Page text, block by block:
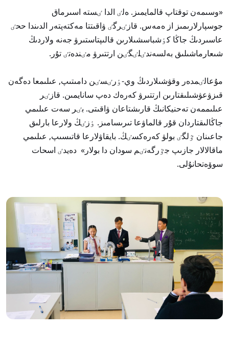
«وسىمەن توقتاپ قالمايمىز. ەلٸ الدا ٸستە اسىرماق
جوسپارلارىمىز از ەمەس. قازٸرگٸ ۋاقىتتا مەكتەپتەر الدىندا ححٸ
عاسىردىڭ جاڭا كٶشباسشىلارىن قالىپتاستىرۋ جەنە ولاردىڭ
شىعارماشىلىق بەلسەندٸلٸگٸن ارتتىرۋ مٸندەتٸ تۇر.
مۇعالٸمدەر وقۋشىلاردىڭ وي-ٶرٸسٸن دامىتىپ, عىلىمعا دەگەن
قىزۋعۋشىلىقتارىن ارتتىرۋ كەرەك دەپ سانايمىن. قازٸر
عىلىممەن تەحنيكانىڭ قارىشتاعان ۋاقىتى. بٸر سەت عىلىمي
جاڭالىقتاردان قۇر قالماۋعا تىرىسامىز. ٶزٸڭ ولارعا بارلىق
جاعىنان ٷلگٸ بولۋ كەرەكسٸڭ. بايقاۋلارعا قاتىسىپ, عىلىمي
ماقالالار جازىپ جٷرگەنٸم سودان دا بولار» دەيدٸ اسحات
سوۆەتحانۇلى.